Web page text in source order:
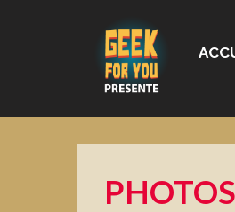
PHOTOS